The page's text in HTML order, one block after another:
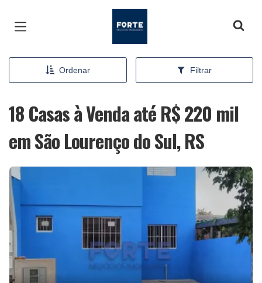
Ordenar Filtrar
18 Casas à Venda até R$ 220 mil
em São Lourenço do Sul, RS